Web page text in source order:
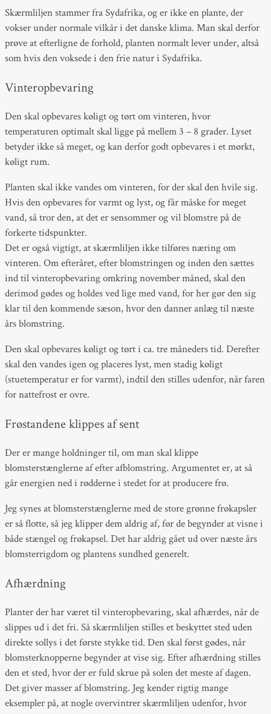
Skærmliljen stammer fra Sydafrika, og er ikke en plante, der
vokser under normale vilkår i det danske klima. Man skal derfor
prøve at efterligne de forhold, planten normalt lever under, altså
som hvis den voksede i den frie natur i Sydafrika.
Vinteropbevaring
Den skal opbevares køligt og tørt om vinteren, hvor
temperaturen optimalt skal ligge på mellem 3 – 8 grader. Lyset
betyder ikke så meget, og kan derfor godt opbevares i et mørkt,
køligt rum.
Planten skal ikke vandes om vinteren, for der skal den hvile sig.
Hvis den opbevares for varmt og lyst, og får måske for meget
vand, så tror den, at det er sensommer og vil blomstre på de
forkerte tidspunkter.
Det er også vigtigt, at skærmliljen ikke tilføres næring om
vinteren. Om efteråret, efter blomstringen og inden den sættes
ind til vinteropbevaring omkring november måned, skal den
derimod gødes og holdes ved lige med vand, for her gør den sig
klar til den kommende sæson, hvor den danner anlæg til næste
års blomstring.
Den skal opbevares køligt og tørt i ca. tre måneders tid. Derefter
skal den vandes igen og placeres lyst, men stadig køligt
(stuetemperatur er for varmt), indtil den stilles udenfor, når faren
for nattefrost er ovre.
Frøstandene klippes af sent
Der er mange holdninger til, om man skal klippe
blomsterstænglerne af efter afblomstring. Argumentet er, at så
går energien ned i rødderne i stedet for at producere frø.
Jeg synes at blomsterstænglerne med de store grønne frøkapsler
er så flotte, så jeg klipper dem aldrig af, før de begynder at visne i
både stængel og frøkapsel. Det har aldrig gået ud over næste års
blomsterrigdom og plantens sundhed generelt.
Afhærdning
Planter der har været til vinteropbevaring, skal afhærdes, når de
slippes ud i det fri. Så skærmliljen stilles et beskyttet sted uden
direkte sollys i det første stykke tid. Den skal først gødes, når
blomsterknopperne begynder at vise sig. Efter afhærdning stilles
den et sted, hvor der er fuld skrue på solen det meste af dagen.
Det giver masser af blomstring. Jeg kender rigtig mange
eksempler på, at nogle overvintrer skærmliljen udenfor, hvor